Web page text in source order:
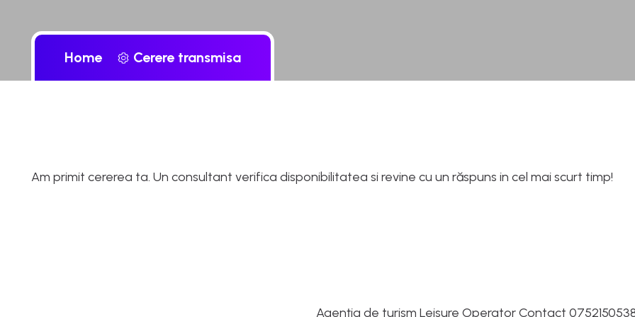
Home Cerere transmisa
Am primit cererea ta. Un consultant verifica disponibilitatea si revine cu un răspuns in cel mai scurt timp!
Agenția de turism Leisure Operator Contact